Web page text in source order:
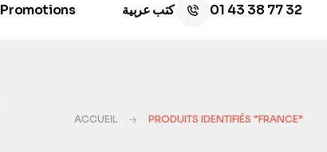
Promotions كتب عربية 01 43 38 77 32
ACCUEIL PRODUITS IDENTIFIÉS “FRANCE”